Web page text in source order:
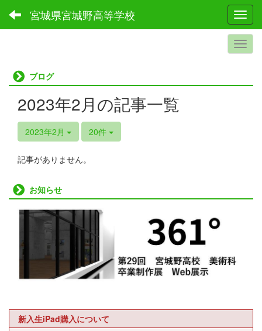
宮城県宮城野高等学校
ブログ
2023年2月の記事一覧
2023年2月 20件
記事がありません。
お知らせ
新入生iPad購入について